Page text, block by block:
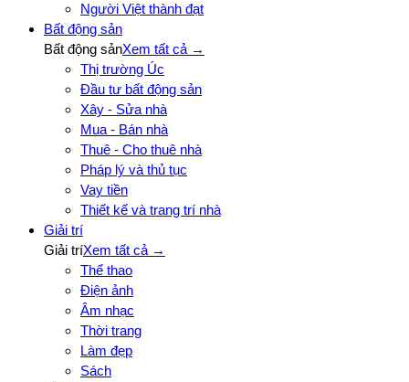
Người Việt thành đạt
Bất động sản
Bất động sảnXem tất cả →
Thị trường Úc
Đầu tư bất động sản
Xây - Sửa nhà
Mua - Bán nhà
Thuê - Cho thuê nhà
Pháp lý và thủ tục
Vay tiền
Thiết kế và trang trí nhà
Giải trí
Giải tríXem tất cả →
Thể thao
Điện ảnh
Âm nhạc
Thời trang
Làm đẹp
Sách